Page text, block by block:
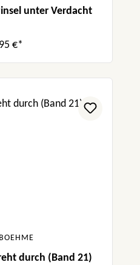
unter Verdacht
€*
durch (Band 21)